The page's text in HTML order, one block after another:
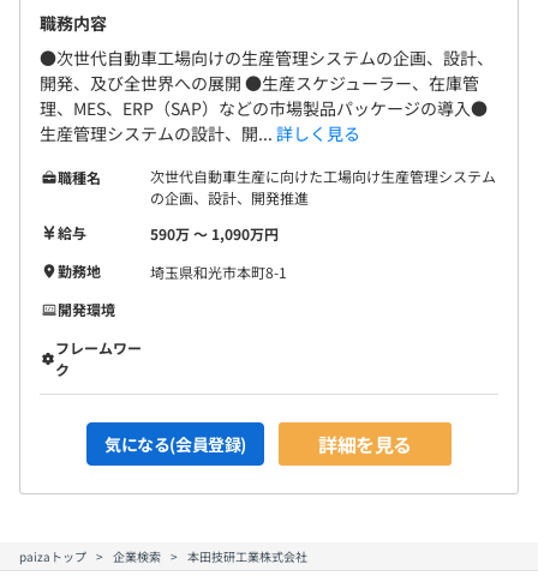
職務内容
●次世代自動車工場向けの生産管理システムの企画、設計、
開発、及び全世界への展開 ●生産スケジューラー、在庫管
理、MES、ERP（SAP）などの市場製品パッケージの導入●
生産管理システムの設計、開... 詳しく見る
職種名
次世代自動車生産に向けた工場向け生産管理システム
の企画、設計、開発推進
給与
590万 〜 1,090万円
勤務地
埼玉県和光市本町8-1
開発環境
フレームワー
ク
気になる(会員登録) 詳細を見る
paizaトップ 企業検索 本田技研工業株式会社